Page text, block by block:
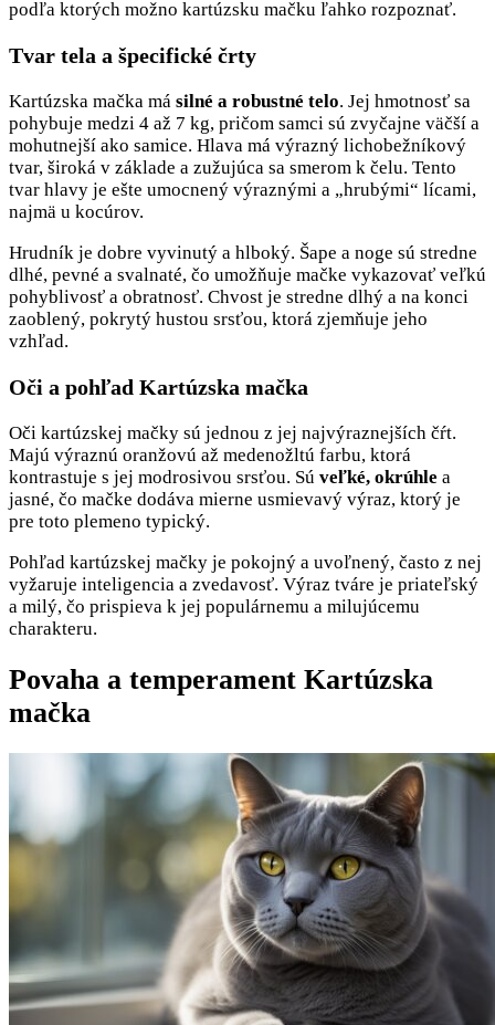
podľa ktorých možno kartúzsku mačku ľahko rozpoznať.
Tvar tela a špecifické črty
Kartúzska mačka má silné a robustné telo. Jej hmotnosť sa
pohybuje medzi 4 až 7 kg, pričom samci sú zvyčajne väčší a
mohutnejší ako samice. Hlava má výrazný lichobežníkový
tvar, široká v základe a zužujúca sa smerom k čelu. Tento
tvar hlavy je ešte umocnený výraznými a „hrubými“ lícami,
najmä u kocúrov.
Hrudník je dobre vyvinutý a hlboký. Šape a noge sú stredne
dlhé, pevné a svalnaté, čo umožňuje mačke vykazovať veľkú
pohyblivosť a obratnosť. Chvost je stredne dlhý a na konci
zaoblený, pokrytý hustou srsťou, ktorá zjemňuje jeho
vzhľad.
Oči a pohľad Kartúzska mačka
Oči kartúzskej mačky sú jednou z jej najvýraznejších čŕt.
Majú výraznú oranžovú až medenožltú farbu, ktorá
kontrastuje s jej modrosivou srsťou. Sú veľké, okrúhle a
jasné, čo mačke dodáva mierne usmievavý výraz, ktorý je
pre toto plemeno typický.
Pohľad kartúzskej mačky je pokojný a uvoľnený, často z nej
vyžaruje inteligencia a zvedavosť. Výraz tváre je priateľský
a milý, čo prispieva k jej populárnemu a milujúcemu
charakteru.
Povaha a temperament Kartúzska
mačka